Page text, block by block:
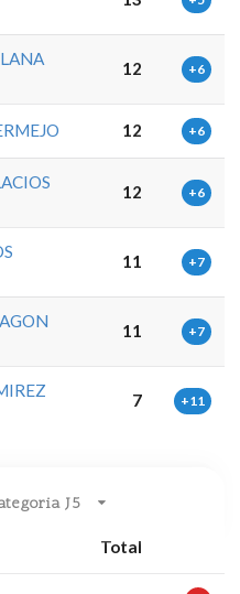
12 +6
12 +6
12 +6
11 +7
11 +7
7 +11
J5
Total